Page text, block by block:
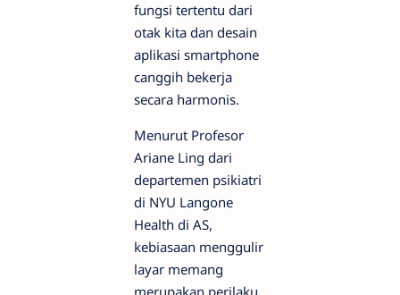
fungsi tertentu dari
otak kita dan desain
aplikasi smartphone
canggih bekerja
secara harmonis.
Menurut Profesor
Ariane Ling dari
departemen psikiatri
di NYU Langone
Health di AS,
kebiasaan menggulir
layar memang
merupakan perilaku